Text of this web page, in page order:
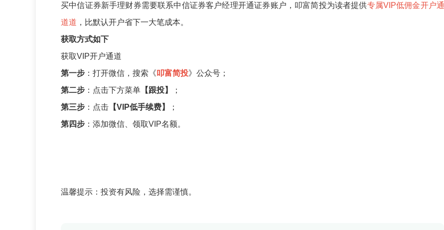
买中信证券新手理财券需要联系中信证券客户经理开通证券账户，叩富简投为读者提供专属VIP低佣金开户通
道道 ，比默认开户省下一大笔成本。
获取方式如下
获取VIP开户通道
第一步 ：打开微信，搜索《 叩富简投》公众号；
第二步 ：点击下方菜单 【跟投】
；
第三步 ：点击 【VIP低手续费】
；
第四步 ：添加微信、领取VIP名额。
温馨提示：投资有风险，选择需谨慎。